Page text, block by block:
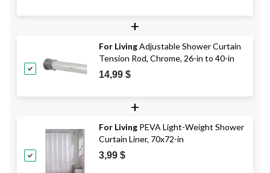
+
For LivingAdjustable Shower Curtain
Tension Rod, Chrome, 26-in to 40-in
14,99 $
+
For Living PEVA Light-Weight Shower
Curtain Liner, 70x72-in
3,99 $